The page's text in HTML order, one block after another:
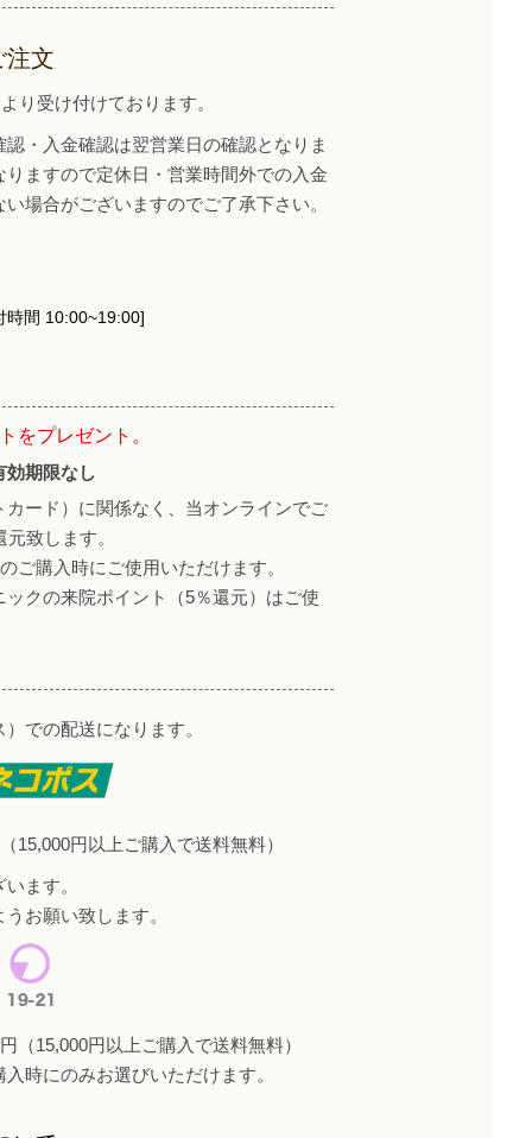
注文
り受け付けております。
・入金確認は翌営業日の確認となりま
ますので定休日・営業時間外での入金
場合がございますのでご了承下さい。
間 10:00~19:00]
をプレゼント。
期限なし
ード）に関係なく、当オンラインでご
致します。
ご購入時にご使用いただけます。
クの来院ポイント（5％還元）はご使
での配送になります。
15,000円以上ご購入で送料無料）
ます。
お願い致します。
（15,000円以上ご購入で送料無料）
時にのみお選びいただけます。